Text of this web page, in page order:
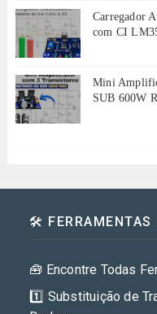
Carregador
com CI
Mini
SUB 600W
🛠️ FERRAMENTAS
🧰 Encontre Todas
1️⃣ Substituição de